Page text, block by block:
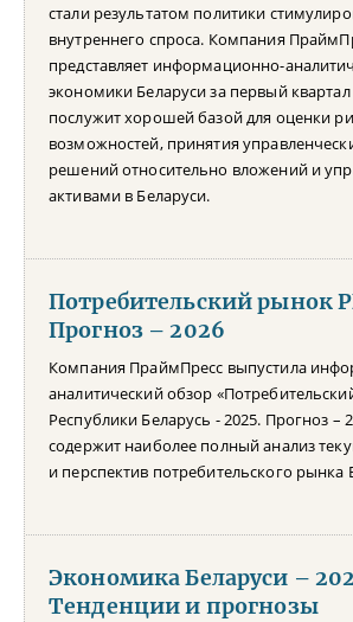
стали результатом политики
внутреннего спроса. Компания
представляет информационно-
экономики Беларуси за первый
послужит хорошей базой для оценки
возможностей, принятия
решений относительно вложений и
активами в Беларуси.
Потребительский рынок
Прогноз – 2026
Компания ПраймПресс выпустила
аналитический обзор
Республики Беларусь - 2025. Прогноз –
содержит наиболее полный анализ
и перспектив потребительского рынка
Экономика Беларуси –
Тенденции и прогнозы